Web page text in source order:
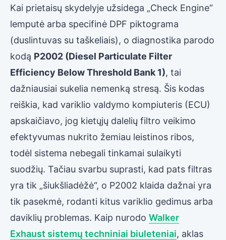
Kai prietaisų skydelyje užsidega „Check Engine“
lemputė arba specifinė DPF piktograma
(duslintuvas su taškeliais), o diagnostika parodo
kodą P2002 (Diesel Particulate Filter
Efficiency Below Threshold Bank 1), tai
dažniausiai sukelia nemenką stresą. Šis kodas
reiškia, kad variklio valdymo kompiuteris (ECU)
apskaičiavo, jog kietųjų dalelių filtro veikimo
efektyvumas nukrito žemiau leistinos ribos,
todėl sistema nebegali tinkamai sulaikyti
suodžių. Tačiau svarbu suprasti, kad pats filtras
yra tik „šiukšliadėžė“, o P2002 klaida dažnai yra
tik pasekmė, rodanti kitus variklio gedimus arba
daviklių problemas. Kaip nurodo Walker
Exhaust sistemų techniniai biuleteniai, aklas